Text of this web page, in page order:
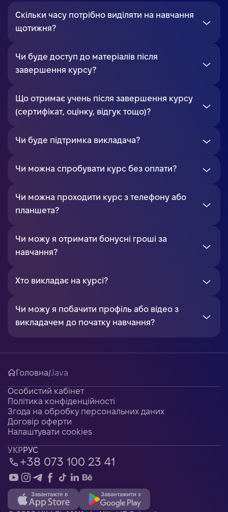
Скільки часу потрібно виділяти на навчання
щотижня?
Чи буде доступ до матеріалів після
завершення курсу?
Що отримає учень після завершення курсу
(сертифікат, оцінку, відгук тощо)?
Чи буде підтримка викладача?
Чи можна спробувати курс без оплати?
Чи можна проходити курс з телефону або
планшета?
Чи можу я отримати бонусні гроші за
навчання?
Хто викладає на курсі?
Чи можу я побачити профіль або відео з
викладачем до початку навчання?
+38 073 100 23 41
Завантажте в Завантажити з
Головна/Java
Особистий кабінет
Політика конфіденційності
Згода на обробку персональних даних
Договір оферти
Налаштувати cookies
УКР РУС